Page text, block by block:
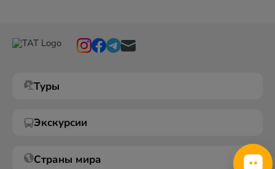
Туры
Экскурсии
Страны мира